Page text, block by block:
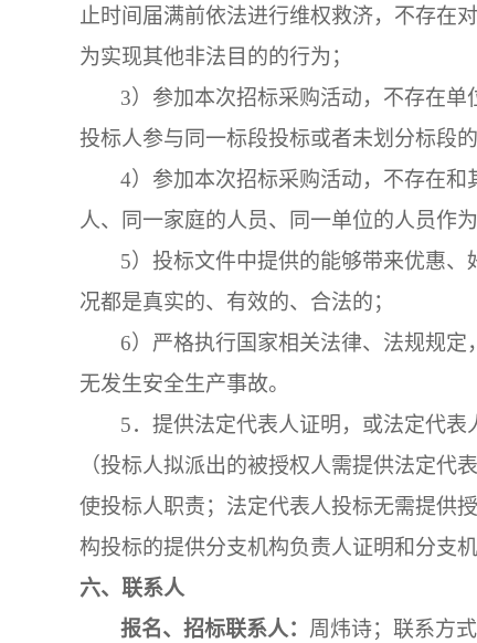
止时间届满前依法进行维权救济，不存在
为实现其他非法目的的行为；
3）参加本次招标采购活动，不存在
投标人参与同一标段投标或者未划分标段
4）参加本次招标采购活动，不存在
人、同一家庭的人员、同一单位的人员作
5）投标文件中提供的能够带来优惠
况都是真实的、有效的、合法的；
6）严格执行国家相关法律、法规规
无发生安全生产事故。
5． 提供法定代表人证明，或法定代表
（投标人拟派出的被授权人需提供法定代
使投标人职责；法定代表人投标无需提供
构投标的提供分支机构负责人证明和分支
六、联系人
报名、招标联系人： 周炜诗；联系方式